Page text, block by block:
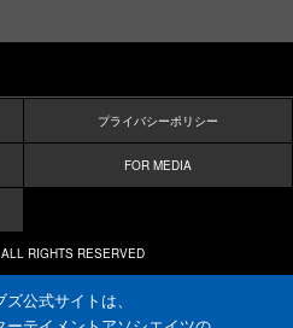
プライバシーポリシー
FOR MEDIA
RIGHTS RESERVED
公式サイトは、